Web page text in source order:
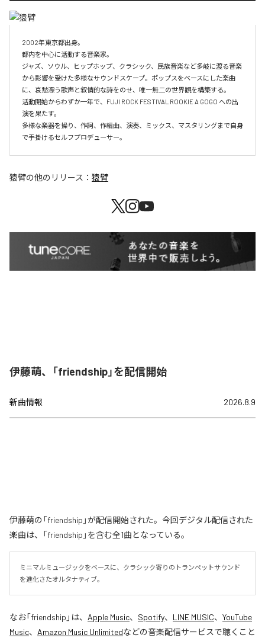
2002年東京都出身。
都内を中心に活動する音楽家。
ジャズ、ソウル、ヒップホップ、クラシック、民族音楽など多岐に渡る音楽
から影響を受けた多様なサウンドスケープ。ポップスをベースにした楽曲
に、哀愁漂う歌声と叙情的な詩をのせ、唯一無二の世界観を構築する。
活動開始からわずか一年で、FUJI ROCK FESTIVAL ROOKIE A GOGO への出
演を果たす。
多様な楽器を操り、作詞、作編曲、演奏、ミックス、マスタリングまで自身
で手掛けるセルフプロデューサー。
猿臂の他のリリース： 猿臂
伊藤萌、「friendship」を配信開始
新曲情報 2026.8.9
伊藤萌の「friendship」が配信開始された。今回デジタル配信された
楽曲は、「friendship」を含む全1曲となっている。
ミニマルミュージックをベースに、クラシック寄りのトランペットサウンド
を進化さたオルタナティブ。
なお「friendship 」は、 Apple Music、 Spotify、 LINE MUSIC、 YouTube
Music、 Amazon Music Unlimitedなどの音楽配信サービスで聴くこと